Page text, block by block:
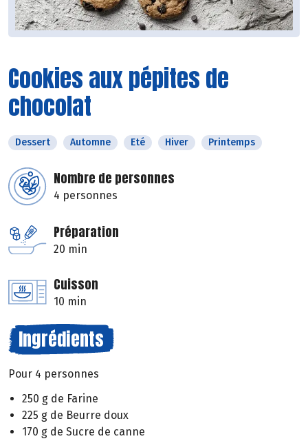
Cookies aux pépites de
chocolat
Dessert Automne Eté Hiver Printemps
Nombre de personnes
4 personnes
Préparation
20 min
Cuisson
10 min
Ingrédients
Pour 4 personnes
250 g de Farine
225 g de Beurre doux
170 g de Sucre de canne